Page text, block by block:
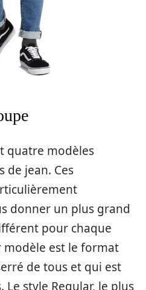
quatre modèles
de jean. Ces
donner un plus grand
pour chaque
modèle est le format
de tous et qui est
style Regular, le plus